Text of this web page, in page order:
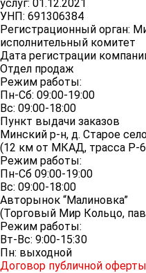
услуг: 01.12.2021
УНП: 691306384
Регистрационный орган:
исполнительный комитет
Дата регистрации
Отдел продаж
Режим работы:
Пн-Сб: 09:00-19:00
Вс: 09:00-18:00
Пункт выдачи заказов
Минский р-н, д. Старое
(12 км от МКАД, трасса P-
Режим работы:
Пн-Сб 09:00-19:00
Вс: 09:00-18:00
Авторынок “Малиновка”
(Торговый Мир Кольцо,
Режим работы:
Вт-Вс: 9:00-15:30
Пн: выходной
Договор публичной оферты